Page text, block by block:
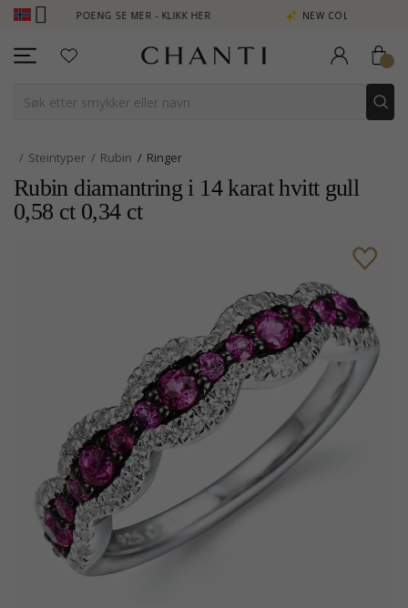
POENG SE MER - KLIKK HER NEW COLLECTION | AURA
Steintyper Rubin Ringer
Rubin diamantring i 14 karat hvitt gull
0,58 ct 0,34 ct